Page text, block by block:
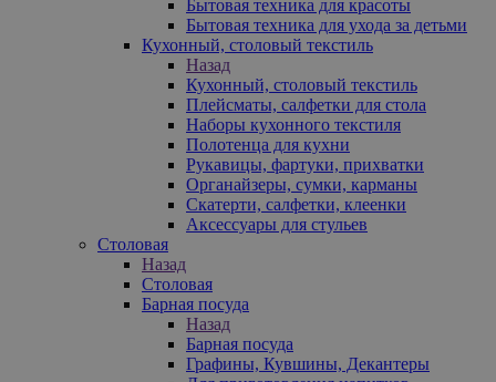
Бытовая техника для красоты
Бытовая техника для ухода за детьми
Кухонный, столовый текстиль
Назад
Кухонный, столовый текстиль
Плейсматы, салфетки для стола
Наборы кухонного текстиля
Полотенца для кухни
Рукавицы, фартуки, прихватки
Органайзеры, сумки, карманы
Скатерти, салфетки, клеенки
Аксессуары для стульев
Столовая
Назад
Столовая
Барная посуда
Назад
Барная посуда
Графины, Кувшины, Декантеры